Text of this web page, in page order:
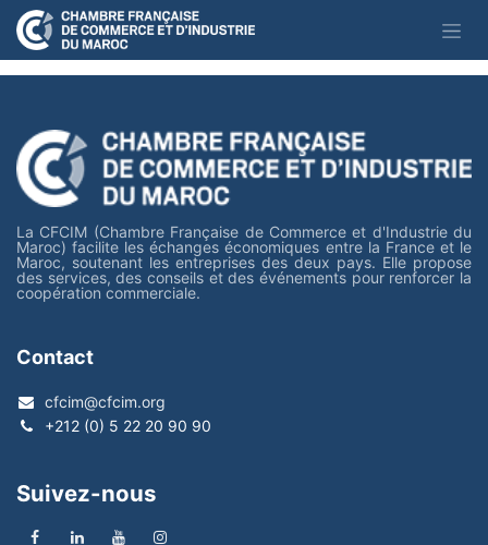
Se rendre au contenu
La CFCIM (Chambre Française de Commerce et d'Industrie du
Maroc) facilite les échanges économiques entre la France et le
Maroc, soutenant les entreprises des deux pays. Elle propose
des services, des conseils et des événements pour renforcer la
coopération commerciale.
Contact
cfcim@cfcim.org
+212 (0) 5 22 20 90 90
Suivez-nous